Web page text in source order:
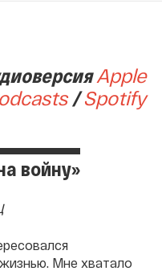
Apple
/Spotify
войну»
Мне хватало